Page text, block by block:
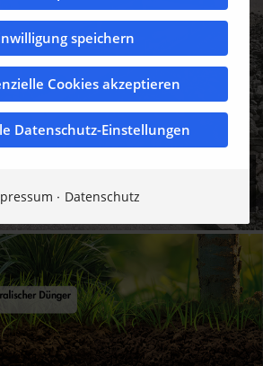
Baumaterialien
speichern
Cookies akzeptieren
Datenschutz-Einstellungen
Datenschutz